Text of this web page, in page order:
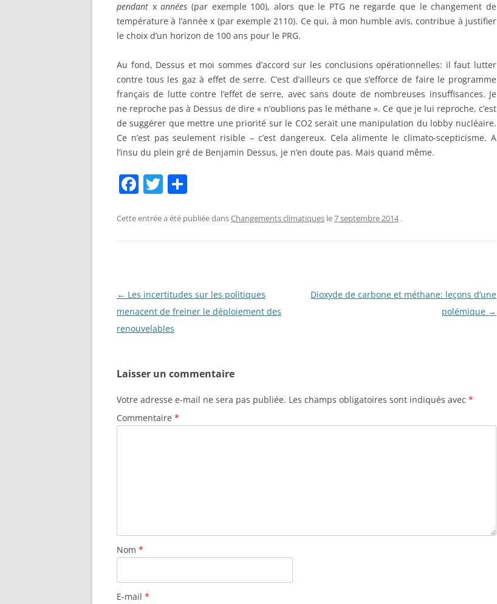
pendant xannées(par exemple 100), alors que le PTG ne regarde que le changement de
température à l’année x (par exemple 2110). Ce qui, à mon humble avis, contribue à justifier
le choix d’un horizon de 100 ans pour le PRG.
Au fond, Dessus et moi sommes d’accord sur les conclusions opérationnelles: il faut lutter
contre tous les gaz à effet de serre. C’est d’ailleurs ce que s’efforce de faire le programme
français de lutte contre l’effet de serre, avec sans doute de nombreuses insuffisances. Je
ne reproche pas à Dessus de dire « n’oublions pas le méthane ». Ce que je lui reproche, c’est
de suggérer que mettre une priorité sur le CO2 serait une manipulation du lobby nucléaire.
Ce n’est pas seulement risible – c’est dangereux. Cela alimente le climato-scepticisme. A
l’insu du plein gré de Benjamin Dessus, je n’en doute pas. Mais quand même.
F
c
o
k
T
itt ta
Cette entrée a été publiée dansChangements climatiques le7 septembre 2014 .
Navigation
des
articles
← Les incertitudes sur les politiques
menacent de freiner le déploiement des
renouvelables
Dioxyde de carbone et méthane: leçons d’une
polémique →
Laisser un commentaire
Votre adresse e-mail ne sera pas publiée. Les champs obligatoires sont indiqués avec *
Commentaire *
Nom *
E-mail *